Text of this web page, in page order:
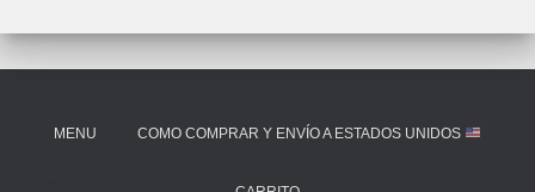
MENU COMO COMPRAR Y ENVÍO A ESTADOS UNIDOS